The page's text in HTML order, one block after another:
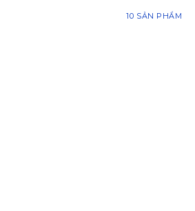
10 SẢN PHẨM